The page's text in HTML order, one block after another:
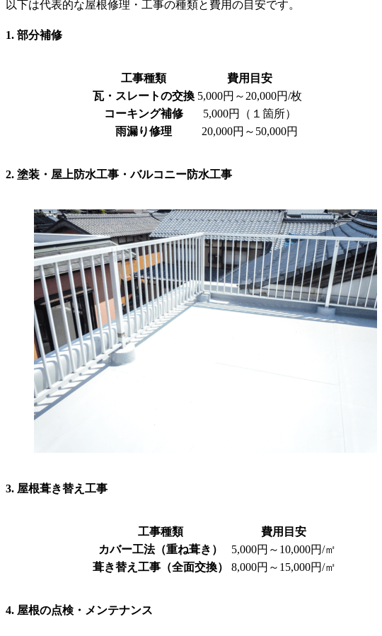
以下は代表的な屋根修理・工事の種類と費用の目安です。
1. 部分補修
工事種類
費用目安
瓦・スレートの交換 5,000円～20,000円/枚
コーキング補修
5,000円（１箇所）
雨漏り修理
20,000円～50,000円
2. 塗装・屋上防水工事・バルコニー防水工事
3. 屋根葺き替え工事
工事種類
費用目安
カバー工法（重ね葺き）
5,000円～10,000円/㎡
葺き替え工事（全面交換）
8,000円～15,000円/㎡
4. 屋根の点検・メンテナンス